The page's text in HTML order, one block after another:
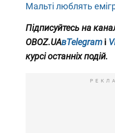
Мальті люблять
Підписуйтесь на
OBOZ.UAвTelegramі
курсі останніх подій.